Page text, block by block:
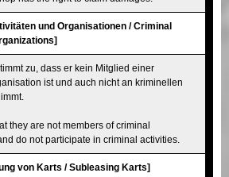
und Organisationen / Criminal
zu, dass er kein Mitglied einer
ist und auch nicht an kriminellen
they are not members of criminal
do not participate in criminal activities.
von Karts / Subleasing Karts]